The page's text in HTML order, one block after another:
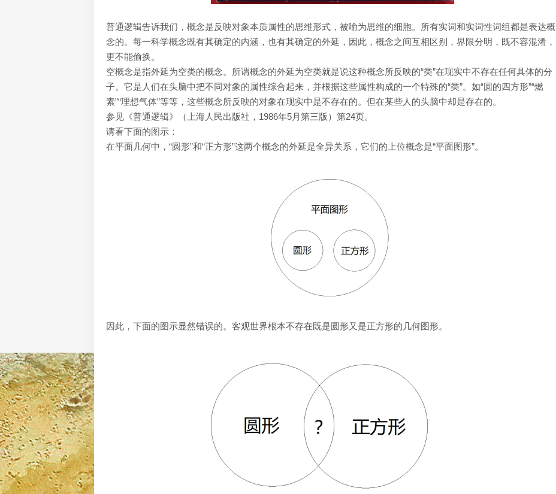
普通逻辑告诉我们，概念是反映对象本质属性的思维形式，被喻为思维的细胞。所有实词和实词性词组都是表达概
念的。每一科学概念既有其确定的内涵，也有其确定的外延，因此，概念之间互相区别，界限分明，既不容混淆，
更不能偷换。
空概念是指外延为空类的概念。所谓概念的外延为空类就是说这种概念所反映的“类”在现实中不存在任何具体的分
子。它是人们在头脑中把不同对象的属性综合起来，并根据这些属性构成的一个特殊的“类”。如“圆的四方形”“燃
素”“理想气体”等等，这些概念所反映的对象在现实中是不存在的。但在某些人的头脑中却是存在的。
参见《普通逻辑》（上海人民出版社，1986年5月第三版）第24页。
请看下面的图示：
在平面几何中，“圆形”和“正方形”这两个概念的外延是全异关系，它们的上位概念是“平面图形”。
因此，下面的图示显然错误的。客观世界根本不存在既是圆形又是正方形的几何图形。